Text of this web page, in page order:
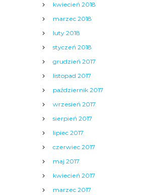
kwiecień 2018
marzec 2018
luty 2018
styczeń 2018
grudzień 2017
listopad 2017
październik 2017
wrzesień 2017
sierpień 2017
lipiec 2017
czerwiec 2017
maj 2017
kwiecień 2017
marzec 2017